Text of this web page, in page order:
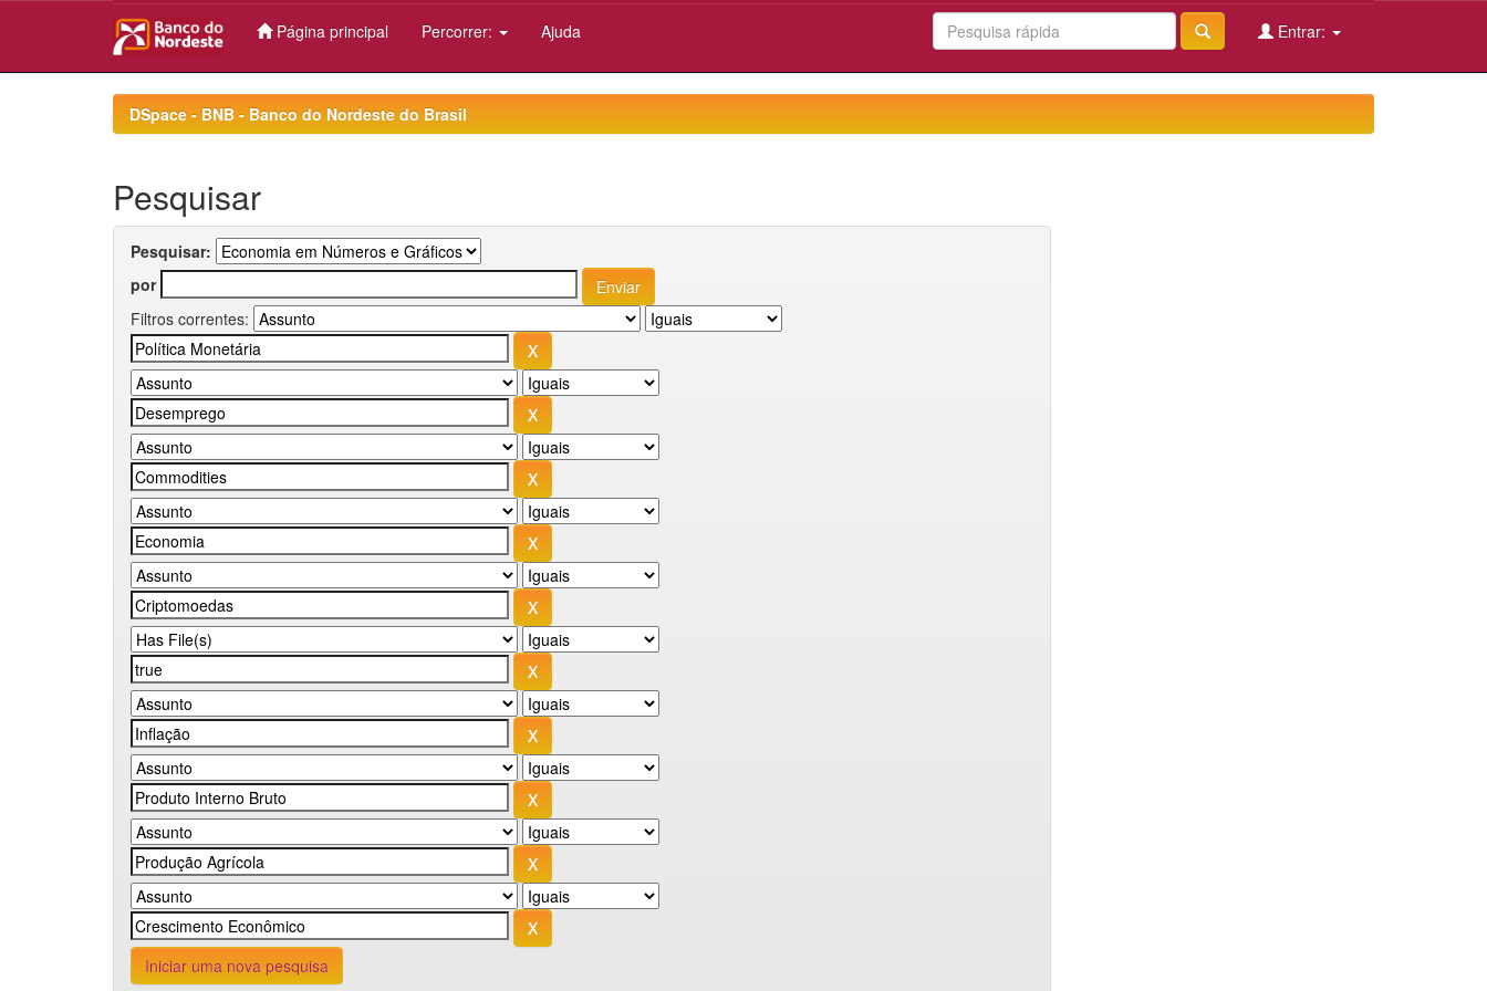
Página principal Percorrer: Ajuda Entrar:
DSpace - BNB - Banco do Nordeste do Brasil
Pesquisar
Pesquisar:
por
Filtros correntes:
Iniciar uma nova pesquisa